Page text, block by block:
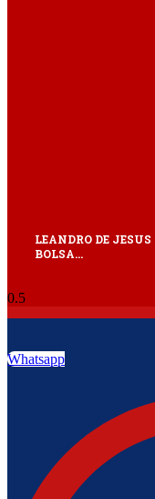
LEANDRO DE
BOLSA…
Whatsapp